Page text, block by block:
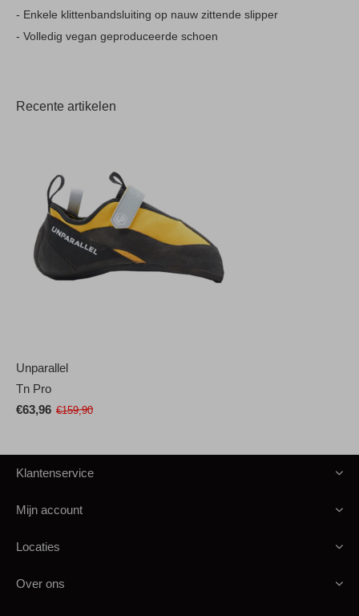
- Enkele klittenbandsluiting op nauw zittende slipper
- Volledig vegan geproduceerde schoen
Recente artikelen
Unparallel
Tn Pro
€63,96 €159,90
Klantenservice
Mijn account
Locaties
Over ons